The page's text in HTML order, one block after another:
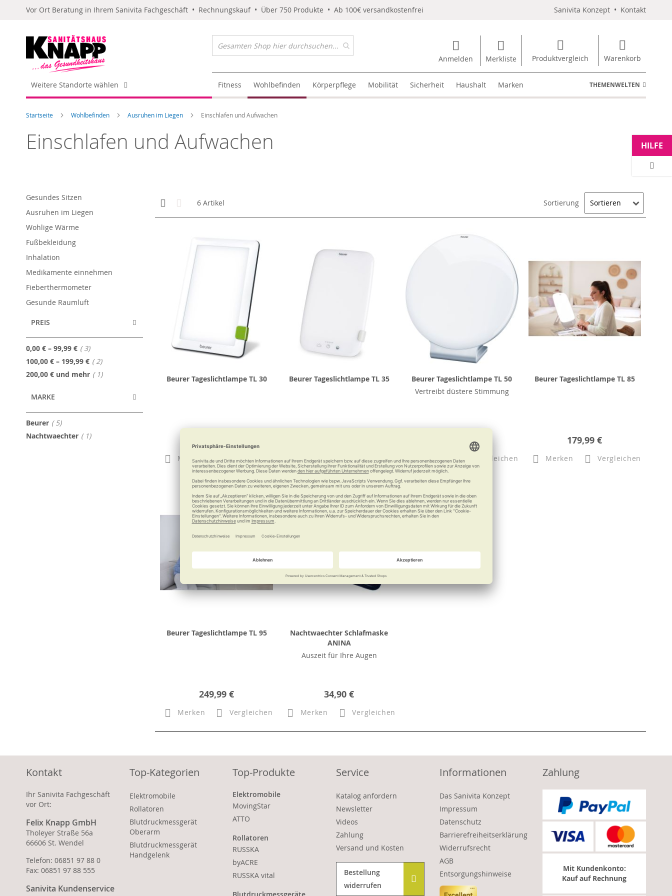
Vor Ort Beratung in Ihrem Sanivita Fachgeschäft • Rechnungskauf • Über 750 Produkte • Ab 100€ versandkostenfrei Sanivita Konzept • Kontakt
Anmelden Merkliste Produktvergleich Warenkorb
Weitere Standorte wählen Fitness Wohlbefinden Körperpflege Mobilität Sicherheit Haushalt Marken THEMENWELTEN
Startseite Wohlbefinden Ausruhen im Liegen Einschlafen und Aufwachen
Einschlafen und Aufwachen
Anzeigen
als
Kachelansicht
Liste6 Artikel Sortierung
Beurer Tageslichtlampe TL 30
Merken Vergleichen
Beurer Tageslichtlampe TL 35
Merken Vergleichen
Beurer Tageslichtlampe TL 50
Vertreibt düstere Stimmung
139,99 €
Merken Vergleichen
Beurer Tageslichtlampe TL 85
179,99 €
Merken Vergleichen
Beurer Tageslichtlampe TL 95
249,99 €
Merken Vergleichen
Nachtwaechter Schlafmaske
ANINA
Auszeit für Ihre Augen
34,90 €
Merken Vergleichen
Gesundes Sitzen
Ausruhen im Liegen
Wohlige Wärme
Fußbekleidung
Inhalation
Medikamente einnehmen
Fieberthermometer
Gesunde Raumluft
PREIS
0,00 € – 99,99 € 3Artikel
100,00 € – 199,99 € 2Artikel
200,00 € und mehr 1Artikel
MARKE
Beurer 5Artikel
Nachtwaechter 1Artikel
HILFE
Kontakt
Ihr Sanivita Fachgeschäft
vor Ort:
Felix Knapp GmbH
Tholeyer Straße 56a
66606 St. Wendel
Telefon: 06851 97 88 0
Fax: 06851 97 88 555
Sanivita Kundenservice
Top-Kategorien
Elektromobile
Rollatoren
Blutdruckmessgerät
Oberarm
Blutdruckmessgerät
Handgelenk
Top-Produkte
Elektromobile
MovingStar
ATTO
Rollatoren
RUSSKA
byACRE
RUSSKA vital
Service
Katalog anfordern
Newsletter
Videos
Zahlung
Versand und Kosten
Bestellung
widerrufen
Informationen
Das Sanivita Konzept
Impressum
Datenschutz
Barrierefreiheitserklärung
Widerrufsrecht
AGB
Entsorgungshinweise
Zahlung
Mit Kundenkonto:
Kauf auf Rechnung